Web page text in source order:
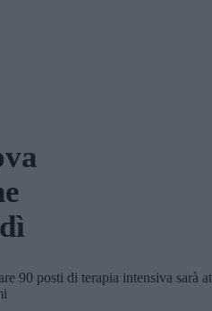
90 posti di terapia intensiva sarà